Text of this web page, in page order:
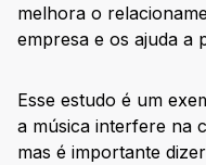
melhora o
empresa e os ajuda a
Esse estudo é um
a música interfere na
mas é importante